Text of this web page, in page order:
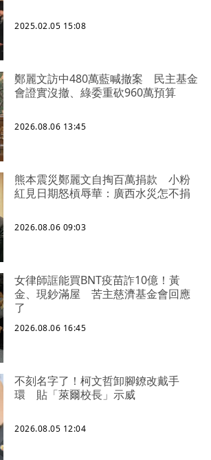
2025.02.05 15:08
鄭麗文訪中480萬藍喊撤案 民主基金
會證實沒撤、綠委重砍960萬預算
2026.08.06 13:45
熊本震災鄭麗文自掏百萬捐款 小粉
紅見日期怒槓辱華：廣西水災怎不捐
2026.08.06 09:03
女律師誆能買BNT疫苗詐10億！黃
金、現鈔滿屋 苦主慈濟基金會回應
了
2026.08.06 16:45
不刻名字了！柯文哲卸腳鐐改戴手
環 貼「萊爾校長」示威
2026.08.05 12:04